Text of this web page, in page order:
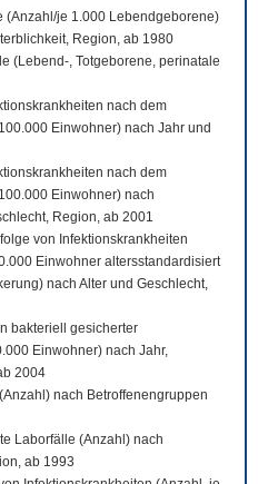
(Anzahl/je 1.000 Lebendgeborene)
Region, ab 1980
(Lebend-, Totgeborene, perinatale
nach dem
Einwohner) nach Jahr und
nach dem
Einwohner) nach
Region, ab 2001
von Infektionskrankheiten
Einwohner altersstandardisiert
nach Alter und Geschlecht,
bakteriell gesicherter
Einwohner) nach Jahr,
2004
nach Betroffenengruppen
Laborfälle (Anzahl) nach
ab 1993